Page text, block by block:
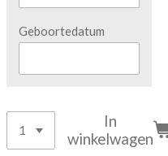
Geboortedatum
In
winkelwagen